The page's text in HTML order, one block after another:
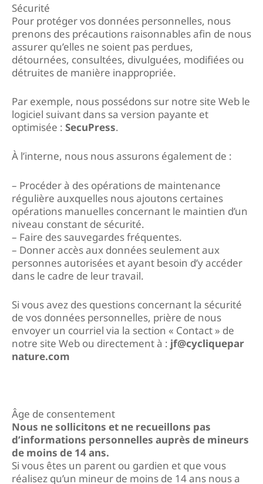
Sécurité
Pour protéger vos données personnelles, nous
prenons des précautions raisonnables afin de nous
assurer qu’elles ne soient pas perdues,
détournées, consultées, divulguées, modifiées ou
détruites de manière inappropriée.
Par exemple, nous possédons sur notre site Web le
logiciel suivant dans sa version payante et
optimisée : SecuPress.
À l’interne, nous nous assurons également de :
– Procéder à des opérations de maintenance
régulière auxquelles nous ajoutons certaines
opérations manuelles concernant le maintien d’un
niveau constant de sécurité.
– Faire des sauvegardes fréquentes.
– Donner accès aux données seulement aux
personnes autorisées et ayant besoin d’y accéder
dans le cadre de leur travail.
Si vous avez des questions concernant la sécurité
de vos données personnelles, prière de nous
envoyer un courriel via la section « Contact » de
notre site Web ou directement à : jf@cycliquepar
nature.com
Âge de consentement
Nous ne sollicitons et ne recueillons pas
d’informations personnelles auprès de mineurs
de moins de 14 ans.
Si vous êtes un parent ou gardien et que vous
réalisez qu’un mineur de moins de 14 ans nous a